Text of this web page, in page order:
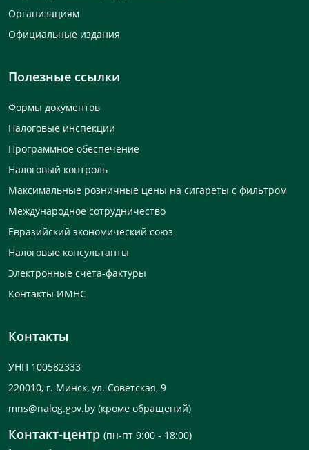
Организациям
Официальные издания
Полезные ссылки
Формы документов
Налоговые инспекции
Программное обеспечение
Налоговый контроль
Максимальные розничные цены на сигареты с фильтром
Международное сотрудничество
Евразийский экономический союз
Налоговые консультанты
Электронные счета-фактуры
Контакты ИМНС
Контакты
УНП 100582333
220010, г. Минск, ул. Советская, 9
mns@nalog.gov.by (кроме обращений)
Контакт-центр (пн-пт 9:00 - 18:00)